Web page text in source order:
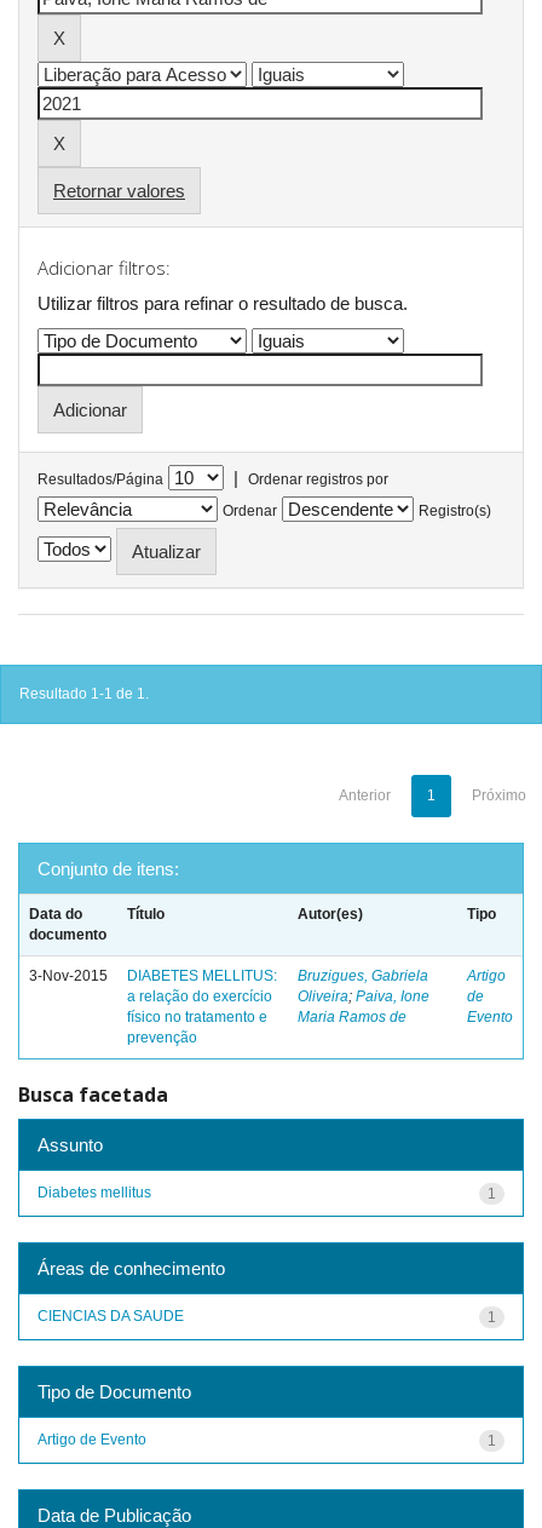
Retornar valores
Adicionar filtros:
Utilizar filtros para refinar o resultado de busca.
Resultados/Página |
Ordenar registros por
Ordenar
Registro(s)
Resultado 1-1 de 1.
Anterior 1 Próximo
Conjunto de itens:
Data do
documento
Título Autor(es) Tipo
3-Nov-2015
DIABETES MELLITUS:
a relação do exercício
físico no tratamento e
prevenção
Bruzigues, Gabriela
Oliveira; Paiva, Ione
Maria Ramos de
Artigo
de
Evento
Busca facetada
Assunto
1
Diabetes mellitus
Áreas de conhecimento
1
CIENCIAS DA SAUDE
Tipo de Documento
1
Artigo de Evento
Data de Publicação